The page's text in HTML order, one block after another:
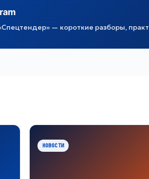
— короткие разборы,
НОВОСТИ